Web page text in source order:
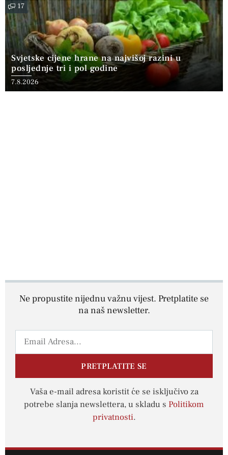
17
Svjetske cijene hrane na najvišoj razini u
posljednje tri i pol godine
7.8.2026
Ne propustite nijednu važnu vijest. Pretplatite se
na naš newsletter.
PRETPLATITE SE
Vaša e-mail adresa koristit će se isključivo za
potrebe slanja newslettera, u skladu s Politikom
privatnosti.